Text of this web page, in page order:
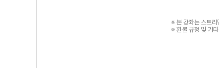
※ 본 강좌는 스트리
※ 환불 규정 및 기